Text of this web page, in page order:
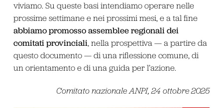
viviamo. Su queste basi intendiamo operare nelle
prossime settimane e nei prossimi mesi, e a tal fine
abbiamo promossoassemblee regionali dei
comitati provinciali, nella prospettiva — a partire da
questo documento — di una riflessione comune, di
un orientamento e di una guida per l’azione.
Comitato nazionale ANPI, 24 ottobre 2025